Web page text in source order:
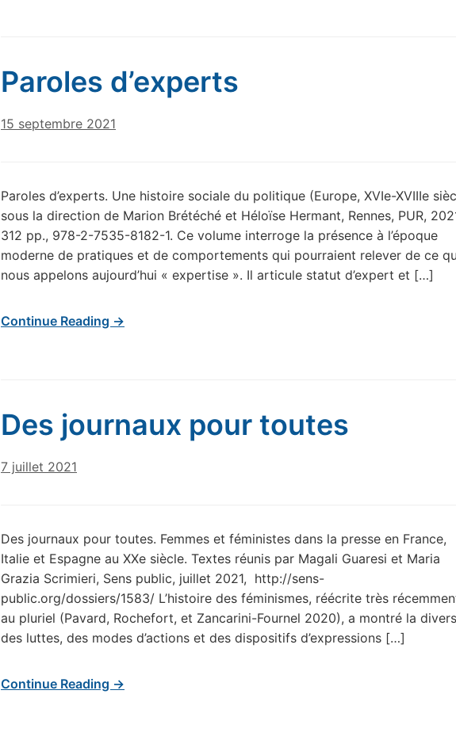
Paroles d’experts
15 septembre 2021
Paroles d’experts. Une histoire sociale du politique (Europe, XVIe-XVIIIe
sous la direction de Marion Brétéché et Héloïse Hermant, Rennes, PUR,
312 pp., 978-2-7535-8182-1. Ce volume interroge la présence à l’époque
moderne de pratiques et de comportements qui pourraient relever de ce
nous appelons aujourd’hui « expertise ». Il articule statut d’expert et […]
Continue Reading →
Des journaux pour toutes
7 juillet 2021
Des journaux pour toutes. Femmes et féministes dans la presse en France,
Italie et Espagne au XXe siècle. Textes réunis par Magali Guaresi et Maria
Grazia Scrimieri, Sens public, juillet 2021, http://sens-
public.org/dossiers/1583/ L’histoire des féminismes, réécrite très
au pluriel (Pavard, Rochefort, et Zancarini-Fournel 2020), a montré la
des luttes, des modes d’actions et des dispositifs d’expressions […]
Continue Reading →